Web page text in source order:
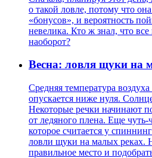
о такой ловле, потому что
«бонусов», и вероятность
невелика. Кто ж знал, что
наоборот?
Весна: ловля щуки на
Средняя температура
опускается ниже нуля.
Некоторые речки начинают
от ледяного плена. Еще чуть-
которое считается у
ловли щуки на малых реках.
правильное место и